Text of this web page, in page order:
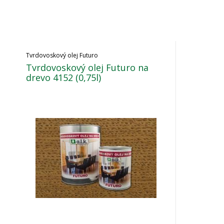
Tvrdovoskový olej Futuro
Tvrdovoskový olej Futuro na
drevo 4152 (0,75l)